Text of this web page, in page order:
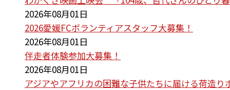
2026年08月01日
2026愛媛FCボランティアスタッフ大募集！
2026年08月01日
伴走者体験参加大募集！
2026年08月01日
アジアやアフリカの困難な子供たちに届ける荷造り